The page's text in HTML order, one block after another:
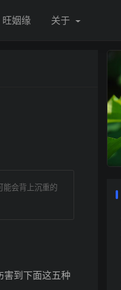
旺姻缘 关于
能会背上沉重的
到下面这五种